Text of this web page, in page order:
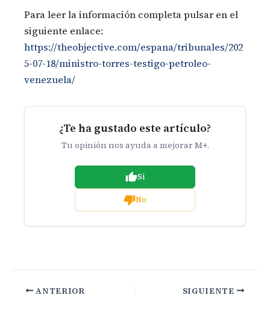
Para leer la información completa pulsar en el
siguiente enlace:
https://theobjective.com/espana/tribunales/202
5-07-18/ministro-torres-testigo-petroleo-
venezuela/
¿Te ha gustado este artículo?
Tu opinión nos ayuda a mejorar M+.
Si
No
ANTERIOR SIGUIENTE